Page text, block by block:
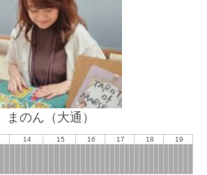
まのん（大通）
14 15 16 17 18 19